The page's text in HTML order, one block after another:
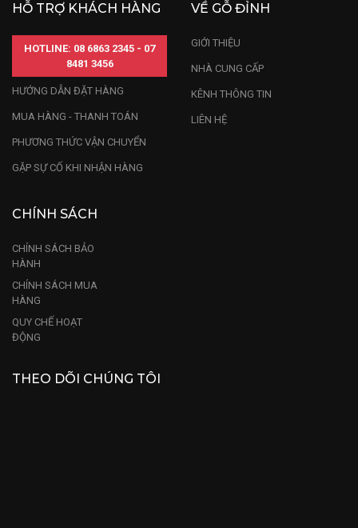
HỖ TRỢ KHÁCH HÀNG
HOTLINE: 08 6863 2345 - 07
8481 3456
HƯỚNG DẪN ĐẶT HÀNG
MUA HÀNG - THANH TOÁN
PHƯƠNG THỨC VẬN CHUYỂN
GẶP SỰ CỐ KHI NHẬN HÀNG
VỀ GỖ ĐỈNH
GIỚI THIỆU
NHÀ CUNG CẤP
KÊNH THÔNG TIN
LIÊN HỆ
CHÍNH SÁCH
CHÍNH SÁCH BẢO
HÀNH
CHÍNH SÁCH MUA
HÀNG
QUY CHẾ HOẠT
ĐỘNG
THEO DÕI CHÚNG TÔI